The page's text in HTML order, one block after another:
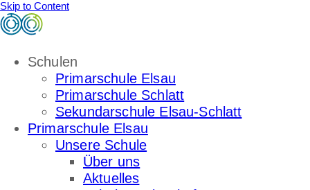
Skip to Content
Schulen
Primarschule Elsau
Primarschule Schlatt
Sekundarschule Elsau-Schlatt
Primarschule Elsau
Unsere Schule
Über uns
Aktuelles